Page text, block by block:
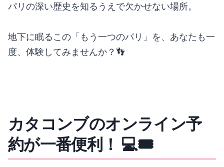
パリの深い歴史を知るうえで欠かせない場所。
地下に眠るこの「もう一つのパリ」を、あなたも一
度、体験してみませんか？👣
カタコンブのオンライン予
約が一番便利！ 💻🎟